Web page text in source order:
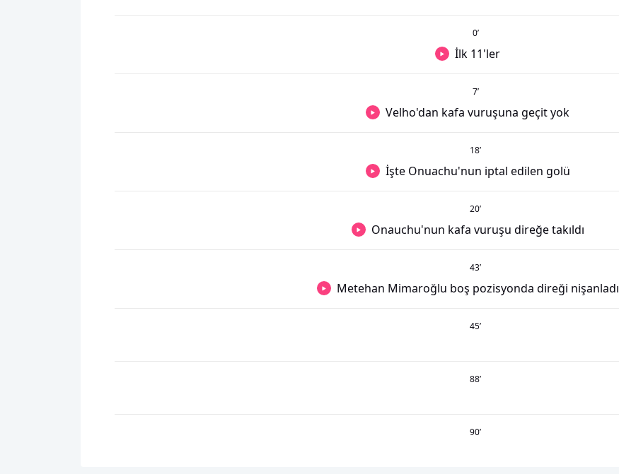
0’
İlk 11'ler
7’
Velho'dan kafa vuruşuna geçit yok
18’
İşte Onuachu'nun iptal edilen golü
20’
Onauchu'nun kafa vuruşu direğe takıldı
43’
Metehan Mimaroğlu boş pozisyonda direği nişanladı
45’
88’
90’